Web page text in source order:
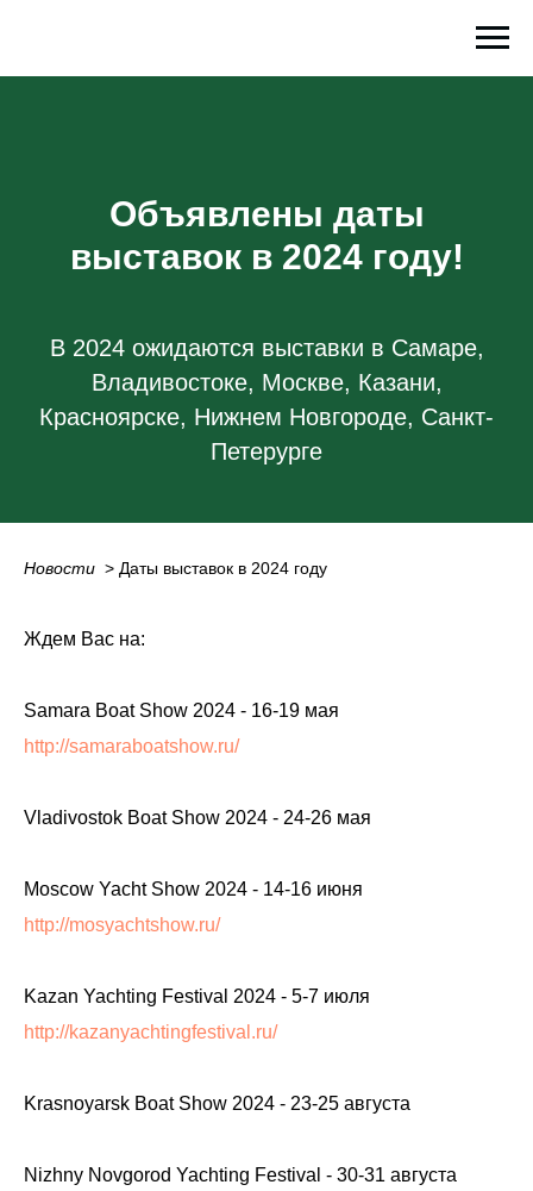
Объявлены даты
выставок в 2024 году!
В 2024 ожидаются выставки в Самаре,
Владивостоке, Москве, Казани,
Красноярске, Нижнем Новгороде, Санкт-
Петерурге
Новости > Даты выставок в 2024 году
Ждем Вас на:
Samara Boat Show 2024 - 16-19 мая
http://samaraboatshow.ru/
Vladivostok Boat Show 2024 - 24-26 мая
Moscow Yacht Show 2024 - 14-16 июня
http://mosyachtshow.ru/
Kazan Yachting Festival 2024 - 5-7 июля
http://kazanyachtingfestival.ru/
Krasnoyarsk Boat Show 2024 - 23-25 августа
Nizhny Novgorod Yachting Festival - 30-31 августа